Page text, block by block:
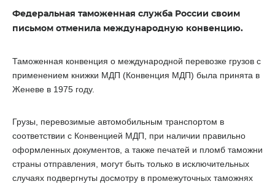
Федеральная таможенная служба России своим
письмом отменила международную конвенцию.
Таможенная конвенция о международной перевозке грузов с
применением книжки МДП (Конвенция МДП) была принята в
Женеве в 1975 году.
Грузы, перевозимые автомобильным транспортом в
соответствии с Конвенцией МДП, при наличии правильно
оформленных документов, а также печатей и пломб таможни
страны отправления, могут быть только в исключительных
случаях подвергнуты досмотру в промежуточных таможнях